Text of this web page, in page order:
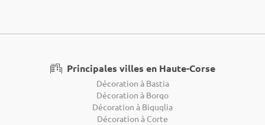
Principales villes en Haute-Corse
Décoration à Bastia
Décoration à Borgo
Décoration à Biguglia
Décoration à Corte